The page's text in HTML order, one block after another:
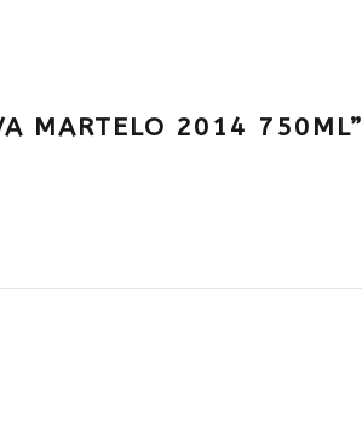
MARTELO 2014 750ML”